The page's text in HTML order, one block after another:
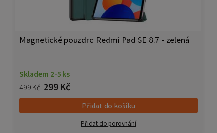
Magnetické pouzdro Redmi Pad SE 8.7 - zelená
Skladem 2-5 ks
499 Kč 299 Kč
Přidat do košíku
Přidat do porovnání